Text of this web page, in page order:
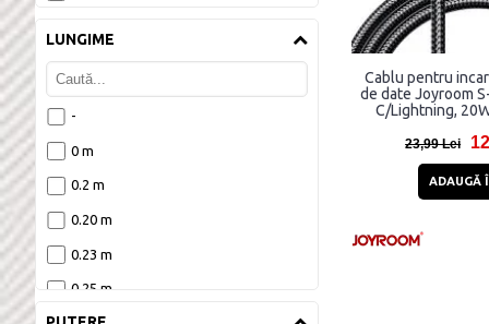
LUNGIME
-
0 m
0.2 m
0.20 m
0.23 m
0.25 m
Cablu pentru
de date Joyroom
C/Lightning,
23,99 Lei
ADAUGĂ